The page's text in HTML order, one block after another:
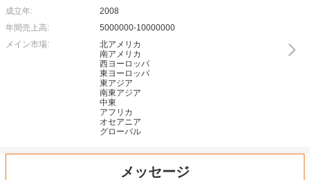
成立年:
2008
年間売上高:
5000000-10000000
メイン市場:
北アメリカ
南アメリカ
西ヨーロッパ
東ヨーロッパ
東アジア
南東アジア
中東
アフリカ
オセアニア
グローバル
メッセージ